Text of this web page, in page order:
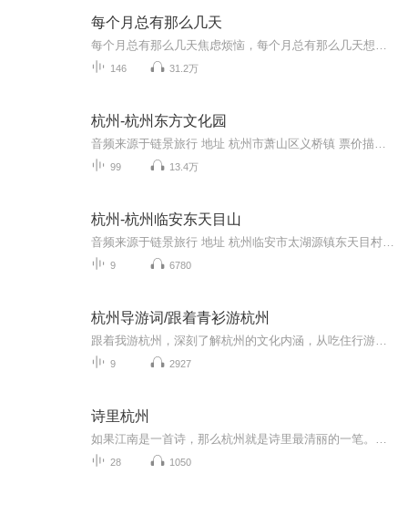
每个月总有那么几天
146 31.2万
杭州-杭州东方文化园
99 13.4万
杭州-杭州临安东天目山
9 6780
杭州导游词/跟着青衫游杭州
9 2927
诗里杭州
28 1050